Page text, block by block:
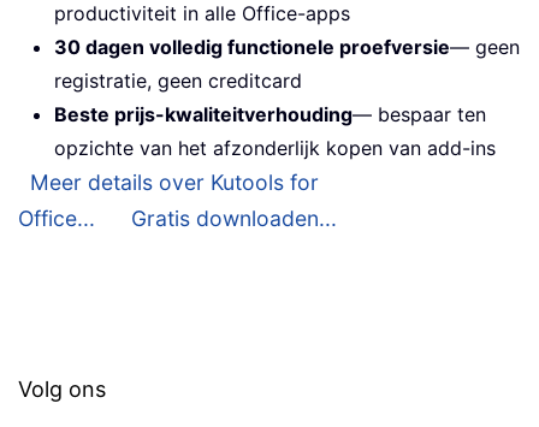
productiviteit in alle Office-apps
30 dagen volledig functionele proefversie— geen
registratie, geen creditcard
Beste prijs-kwaliteitverhouding— bespaar ten
opzichte van het afzonderlijk kopen van add-ins
Meer details over Kutools for
Office...
Gratis downloaden...
Volg ons